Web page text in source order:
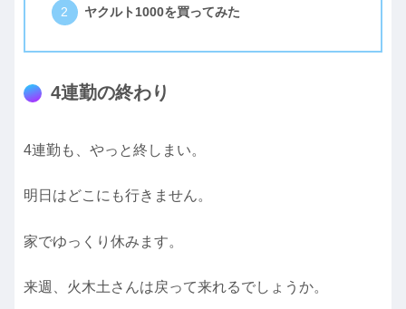
ヤクルト1000を買ってみた
4連勤の終わり
4連勤も、やっと終しまい。
明日はどこにも行きません。
家でゆっくり休みます。
来週、火木土さんは戻って来れるでしょうか。